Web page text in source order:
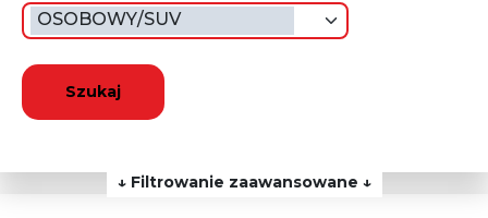
OSOBOWY/SUV
Szukaj
↓ Filtrowanie zaawansowane ↓